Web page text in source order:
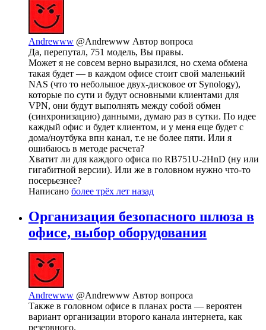
Andrewww @Andrewww Автор вопроса
Да, перепутал, 751 модель, Вы правы.
Может я не совсем верно выразился, но схема обмена
такая будет — в каждом офисе стоит свой маленький
NAS (что то небольшое двух-дисковое от Synology),
которые по сути и будут основными клиентами для
VPN, они будут выполнять между собой обмен
(синхронизацию) данными, думаю раз в сутки. По идее
каждый офис и будет клиентом, и у меня еще будет с
дома/ноутбука впн канал, т.е не более пяти. Или я
ошибаюсь в методе расчета?
Хватит ли для каждого офиса по RB751U-2HnD (ну или
гигабитной версии). Или же в головном нужно что-то
посерьезнее?
Написано более трёх лет назад
Организация безопасного шлюза в
офисе, выбор оборудования
Andrewww @Andrewww Автор вопроса
Также в головном офисе в планах роста — вероятен
вариант организации второго канала интернета, как
резервного.